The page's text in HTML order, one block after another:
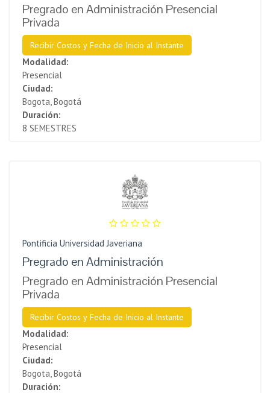
Pregrado en Administración Presencial
Privada
Recibir Costos y Fecha de Inicio al Instante
Modalidad:
Presencial
Ciudad:
Bogota, Bogotá
Duración:
8 SEMESTRES
Pontificia Universidad Javeriana
Pregrado en Administración
Pregrado en Administración Presencial
Privada
Recibir Costos y Fecha de Inicio al Instante
Modalidad:
Presencial
Ciudad:
Bogota, Bogotá
Duración: